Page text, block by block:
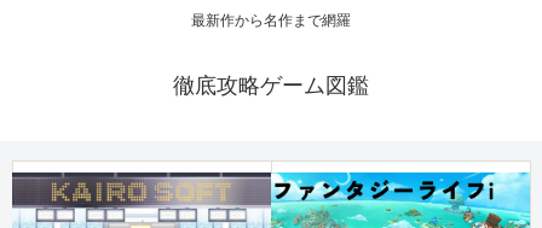
最新作から名作まで網羅
徹底攻略ゲーム図鑑